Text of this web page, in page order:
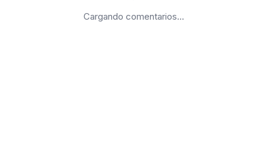
Cargando comentarios...